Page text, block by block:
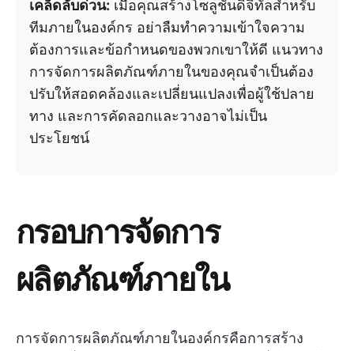
เคล็ดลับด่วน: เมื่อคุณสร้างโซลูชันดิจิทัลสำหรับ
ทีมภายในองค์กร อย่าลืมทำความเข้าใจความ
ต้องการและข้อกำหนดของพวกเขาให้ดี แนวทาง
การจัดการผลิตภัณฑ์ภายในของคุณจำเป็นต้อง
ปรับให้สอดคล้องและเปลี่ยนแปลงเพื่อผู้ใช้ปลาย
ทาง และการคัดลอกและวางอาจไม่เป็น
ประโยชน์
กรอบการจัดการ
ผลิตภัณฑ์ภายใน
การจัดการผลิตภัณฑ์ภายในองค์กรคือการสร้าง